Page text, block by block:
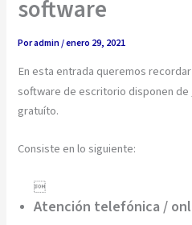
software
Poradmin/enero 29, 2021
En esta entrada queremos
software de escritorio disponen de
gratuíto.
Consiste en lo siguiente:

Atención telefónica /